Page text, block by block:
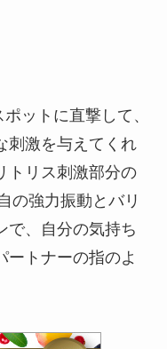
ットに直撃して、
刺激を与えてくれ
トリス刺激部分の
の強力振動とバリ
で、自分の気持ち
ートナーの指のよ